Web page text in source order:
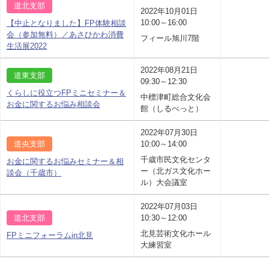
道北支部
【中止となりました】FP体験相談
会（参加無料）／あさひかわ消費
生活展2022
2022年10月01日
10:00～16:00
フィール旭川7階
道東支部
くらしに役立つFPミニセミナー＆
お金に関するお悩み相談会
2022年08月21日
09:30～12:30
中標津町総合文化会
館（しるべっと）
道央支部
お金に関するお悩みセミナー＆相
談会（千歳市）
2022年07月30日
10:00～14:00
千歳市民文化センタ
ー（北ガス文化ホー
ル）大会議室
道北支部
FPミニフォーラムin北見
2022年07月03日
10:30～12:00
北見芸術文化ホール
大練習室